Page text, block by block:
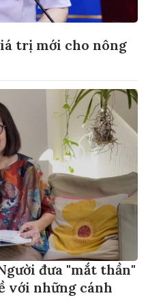
trị mới cho nông
đưa "mắt thần"
với những cánh